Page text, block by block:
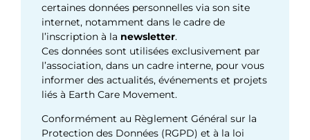
certaines données personnelles via son site
internet, notamment dans le cadre de
l’inscription à la newsletter.
Ces données sont utilisées exclusivement par
l’association, dans un cadre interne, pour vous
informer des actualités, événements et projets
liés à Earth Care Movement.
Conformément au Règlement Général sur la
Protection des Données (RGPD) et à la loi